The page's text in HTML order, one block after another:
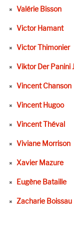
Valérie Bisson
Victor Hamant
Victor Thimonier
Viktor Der Panini
Vincent Chanson
Vincent Hugoo
Vincent Théval
Viviane Morrison
Xavier Mazure
Eugène Bataille
Zacharie Boissau